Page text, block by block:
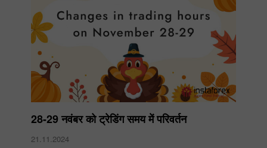
28-29 नवंबर को ट्रेडिंग समय में परिवर्तन
21.11.2024